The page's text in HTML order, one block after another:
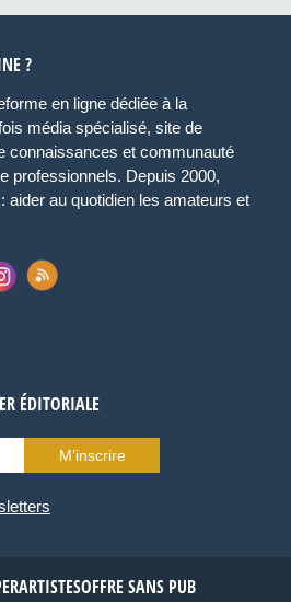
?
en ligne dédiée à la
média spécialisé, site de
connaissances et communauté
professionnels. Depuis 2000,
aider au quotidien les amateurs et
ÉDITORIALE
M’inscrire
ARTISTESOFFRE SANS PUB